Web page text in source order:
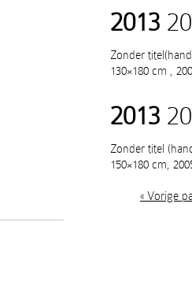
2013
Zonder
130×180 cm ,
2013
Zonder titel
150×180 cm,
« Vorige